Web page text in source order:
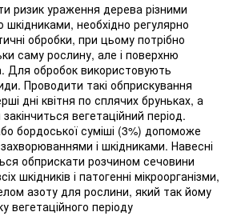
ризик ураження дерева різними
необхідно регулярно
обробки, при цьому потрібно
саму рослину, але і поверхню
Для обробок використовують
Проводити такі обприскування
дні квітня по сплячих бруньках, а
вегетаційний період.
бордоської суміші (3%) допоможе
і шкідниками. Навесні
обприскати розчином сечовини
шкідників і патогенні мікроорганізми,
азоту для рослини, який так йому
вегетаційного періоду